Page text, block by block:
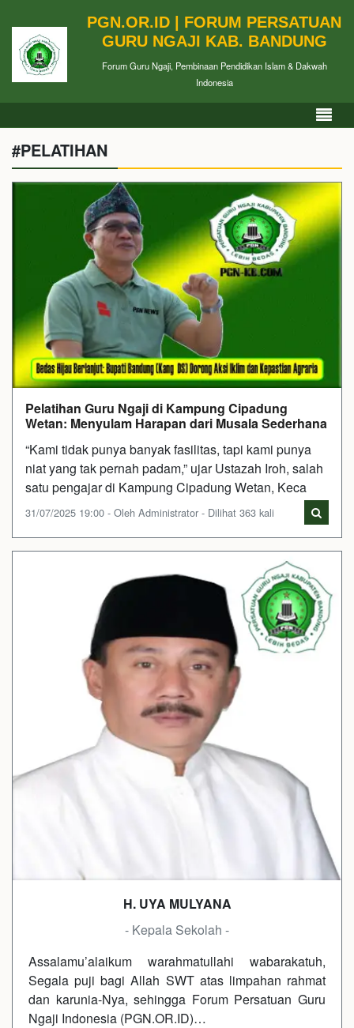
PGN.OR.ID | FORUM PERSATUAN
GURU NGAJI KAB. BANDUNG
Forum Guru Ngaji, Pembinaan Pendidikan Islam & Dakwah
Indonesia
#PELATIHAN
Pelatihan Guru Ngaji di Kampung Cipadung
Wetan: Menyulam Harapan dari Musala Sederhana
“Kami tidak punya banyak fasilitas, tapi kami punya
niat yang tak pernah padam,” ujar Ustazah Iroh, salah
satu pengajar di Kampung Cipadung Wetan, Keca
31/07/2025 19:00 - Oleh Administrator - Dilihat 363 kali
H. UYA MULYANA
- Kepala Sekolah -
Assalamu’alaikum warahmatullahi wabarakatuh,
Segala puji bagi Allah SWT atas limpahan rahmat
dan karunia-Nya, sehingga Forum Persatuan Guru
Ngaji Indonesia (PGN.OR.ID)…